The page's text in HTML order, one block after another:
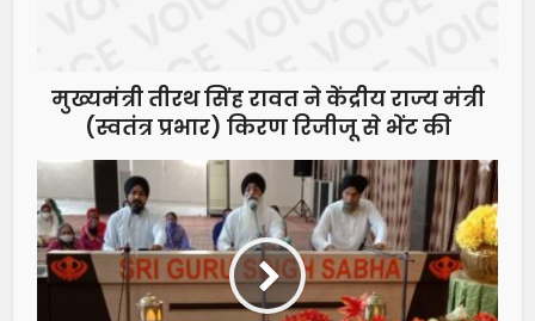
मुख्यमंत्री तीरथ सिंह रावत ने केंद्रीय राज्य मंत्री
(स्वतंत्र प्रभार) किरण रिजीजू से भेंट की